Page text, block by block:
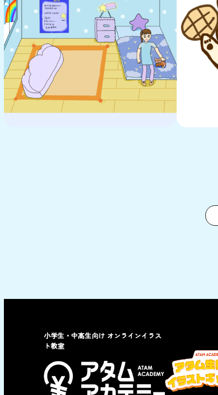
小学生・中高生向け オンラインイラス
ト教室